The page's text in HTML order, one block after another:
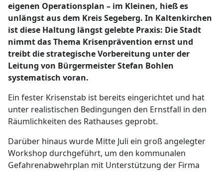
eigenen Operationsplan – im Kleinen, hieß es
unlängst aus dem Kreis Segeberg. In Kaltenkirchen
ist diese Haltung längst gelebte Praxis: Die Stadt
nimmt das Thema Krisenprävention ernst und
treibt die strategische Vorbereitung unter der
Leitung von Bürgermeister Stefan Bohlen
systematisch voran.
Ein fester Krisenstab ist bereits eingerichtet und hat
unter realistischen Bedingungen den Ernstfall in den
Räumlichkeiten des Rathauses geprobt.
Darüber hinaus wurde Mitte Juli ein groß angelegter
Workshop durchgeführt, um den kommunalen
Gefahrenabwehrplan mit Unterstützung der Firma